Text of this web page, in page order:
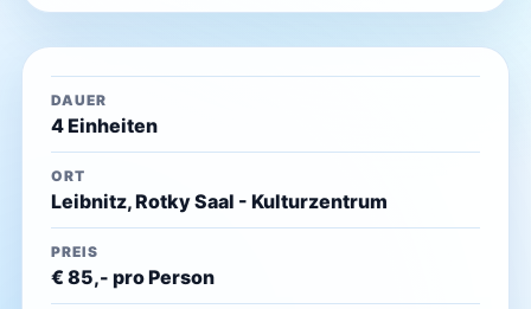
DAUER
4 Einheiten
ORT
Leibnitz, Rotky Saal - Kulturzentrum
PREIS
€ 85,- pro Person